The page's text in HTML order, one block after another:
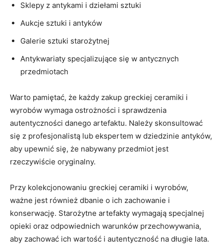
Sklepy ⁤z⁣ antykami i dziełami‍ sztuki
Aukcje sztuki i antyków
Galerie⁤ sztuki starożytnej
Antykwariaty specjalizujące się w ‌antycznych
przedmiotach
Warto pamiętać, że⁣ każdy zakup greckiej⁢ ceramiki i
wyrobów wymaga ostrożności ⁢i sprawdzenia​
autentyczności danego artefaktu. Należy skonsultować
się z profesjonalistą ​lub ekspertem w dziedzinie‍ antyków,
aby upewnić się,​ że⁢ nabywany przedmiot jest
rzeczywiście oryginalny.
Przy kolekcjonowaniu greckiej ceramiki i‍ wyrobów,
ważne‌ jest⁤ również dbanie⁢ o ich zachowanie i
konserwację.⁢ Starożytne artefakty wymagają specjalnej
opieki oraz ‌odpowiednich⁢ warunków przechowywania,
aby zachować ich⁣ wartość ​i autentyczność na ⁢długie ⁣lata.